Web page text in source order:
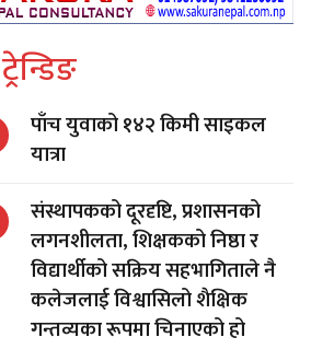
ट्रेन्डिङ
पाँच युवाको १४२ किमी साइकल
यात्रा
संस्थापकको दूरदृष्टि, प्रशासनको
लगनशीलता, शिक्षकको निष्ठा र
विद्यार्थीको सक्रिय सहभागिताले नै
कलेजलाई विश्वासिलो शैक्षिक
गन्तव्यका रूपमा चिनाएको हो